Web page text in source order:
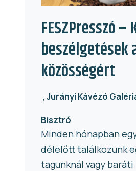
FESZPresszó
beszélgetések
közösségért
Jurányi Kávézó
Bisztró
Minden hónapban
délelőtt találkozunk
tagunknál vagy baráti